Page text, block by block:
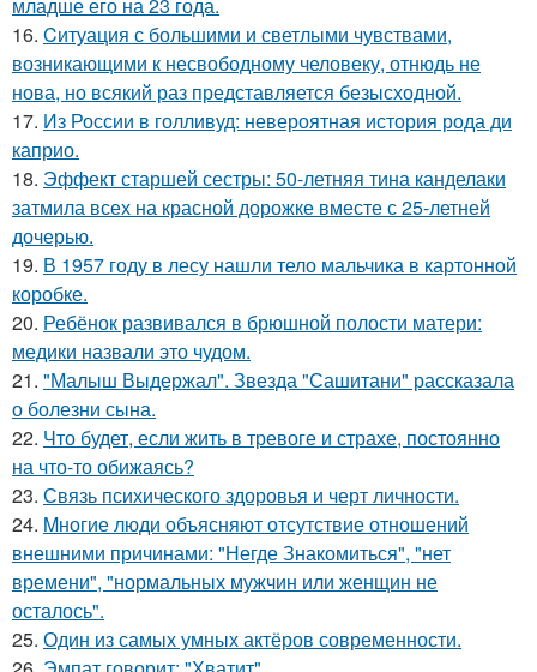
16. Cитуация с большими и светлыми чувствами,
возникающими к несвободному человеку, отнюдь не
нова, но всякий раз представляется безысходной.
17. Из России в голливуд: невероятная история рода ди
каприо.
18. Эффект старшей сестры: 50-летняя тина канделаки
затмила всех на красной дорожке вместе с 25-летней
дочерью.
19. В 1957 году в лесу нашли тело мальчика в картонной
коробке.
20. Ребёнок развивался в брюшной полости матери:
медики назвали это чудом.
21. "Малыш Выдержал". Звезда "Сашитани" рассказала
о болезни сына.
22. Что будет, если жить в тревоге и страхе, постоянно
на что-то обижаясь?
23. Связь психического здоровья и черт личности.
24. Mногие люди объясняют отсутствие отношений
внешними причинами: "Негде Знакомиться", "нет
времени", "нормальных мужчин или женщин не
осталось".
25. Один из самых умных актёров современности.